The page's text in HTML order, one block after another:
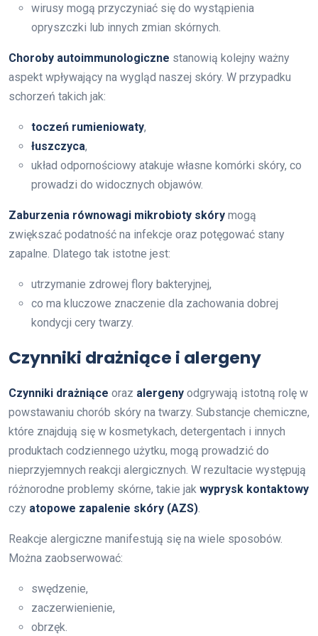
wirusy mogą przyczyniać się do wystąpienia
opryszczki lub innych zmian skórnych.
Choroby autoimmunologiczne stanowią kolejny ważny
aspekt wpływający na wygląd naszej skóry. W przypadku
schorzeń takich jak:
toczeń rumieniowaty,
łuszczyca,
układ odpornościowy atakuje własne komórki skóry, co
prowadzi do widocznych objawów.
Zaburzenia równowagi mikrobioty skóry mogą
zwiększać podatność na infekcje oraz potęgować stany
zapalne. Dlatego tak istotne jest:
utrzymanie zdrowej flory bakteryjnej,
co ma kluczowe znaczenie dla zachowania dobrej
kondycji cery twarzy.
Czynniki drażniące i alergeny
Czynniki drażniące oraz alergeny odgrywają istotną rolę w
powstawaniu chorób skóry na twarzy. Substancje chemiczne,
które znajdują się w kosmetykach, detergentach i innych
produktach codziennego użytku, mogą prowadzić do
nieprzyjemnych reakcji alergicznych. W rezultacie występują
różnorodne problemy skórne, takie jak wyprysk kontaktowy
czy atopowe zapalenie skóry (AZS)
Reakcje alergiczne manifestują się na wiele sposobów.
Można zaobserwować:
swędzenie,
zaczerwienienie,
obrzęk.